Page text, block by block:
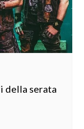
della serata